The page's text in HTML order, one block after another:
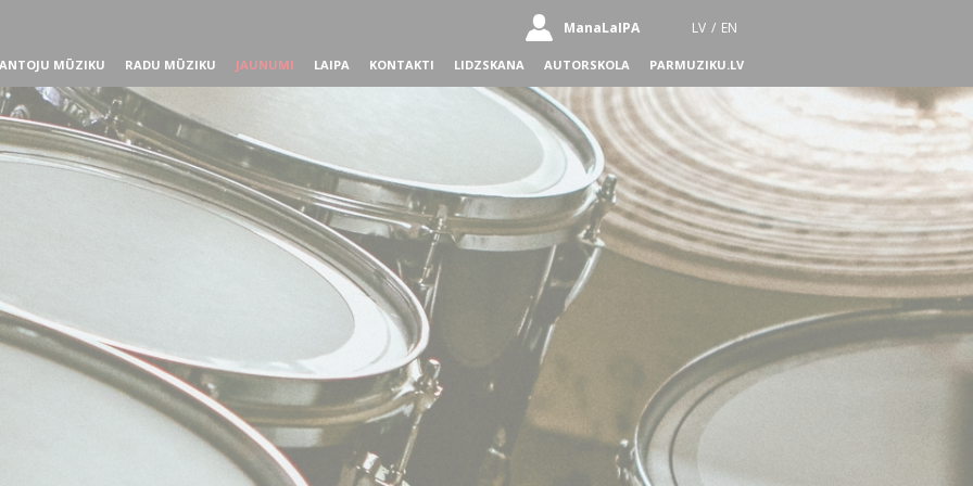
ManaLaIPA LV / EN
MŪZIKU RADU MŪZIKU JAUNUMI LAIPA KONTAKTI LIDZSKANA AUTORSKOLA PARMUZIKU.LV